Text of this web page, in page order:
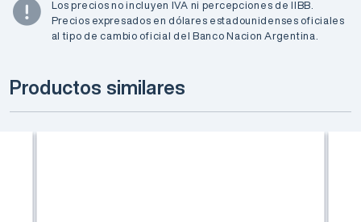
Los precios no incluyen IVA ni percepciones de IIBB.
Precios expresados en dólares estadounidenses oficiales
al tipo de cambio oficial del Banco Nacion Argentina.
Productos similares